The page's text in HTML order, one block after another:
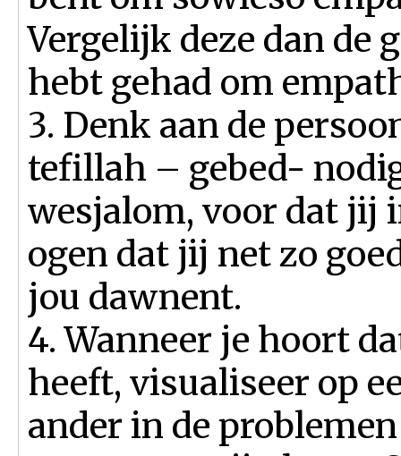
Vergelijk deze dan de
hebt gehad om
3. Denk aan de
tefillah – gebed-
wesjalom, voor dat jij
ogen dat jij net zo
jou dawnent.
4. Wanneer je hoort
heeft, visualiseer op
ander in de